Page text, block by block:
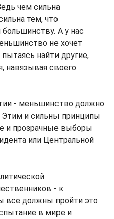
чем сильна
тем, что
А у нас
не хочет
найти другие,
навязывая своего
- меньшинство должно
Этим и сильны принципы
и прозрачные выборы
или Центральной
- к
все должны пройти это
в мире и